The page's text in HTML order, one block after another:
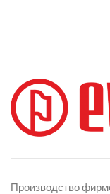
Производство